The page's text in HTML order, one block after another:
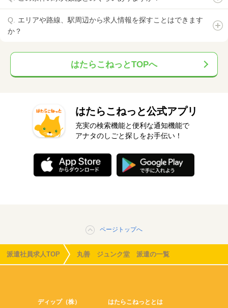
エリアや路線、駅周辺から求人情報を探すことはできます
か？
はたらこねっとTOPへ
はたらこねっと公式アプリ
充実の検索機能と便利な通知機能で
アナタのしごと探しをお手伝い！
ページトップへ
派遣社員求人TOP 丸善 ジュンク堂 派遣の一覧
ディップ（株） はたらこねっととは